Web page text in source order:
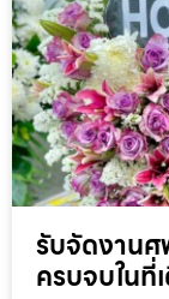
รับจัดงานศ
ครบจบในที่